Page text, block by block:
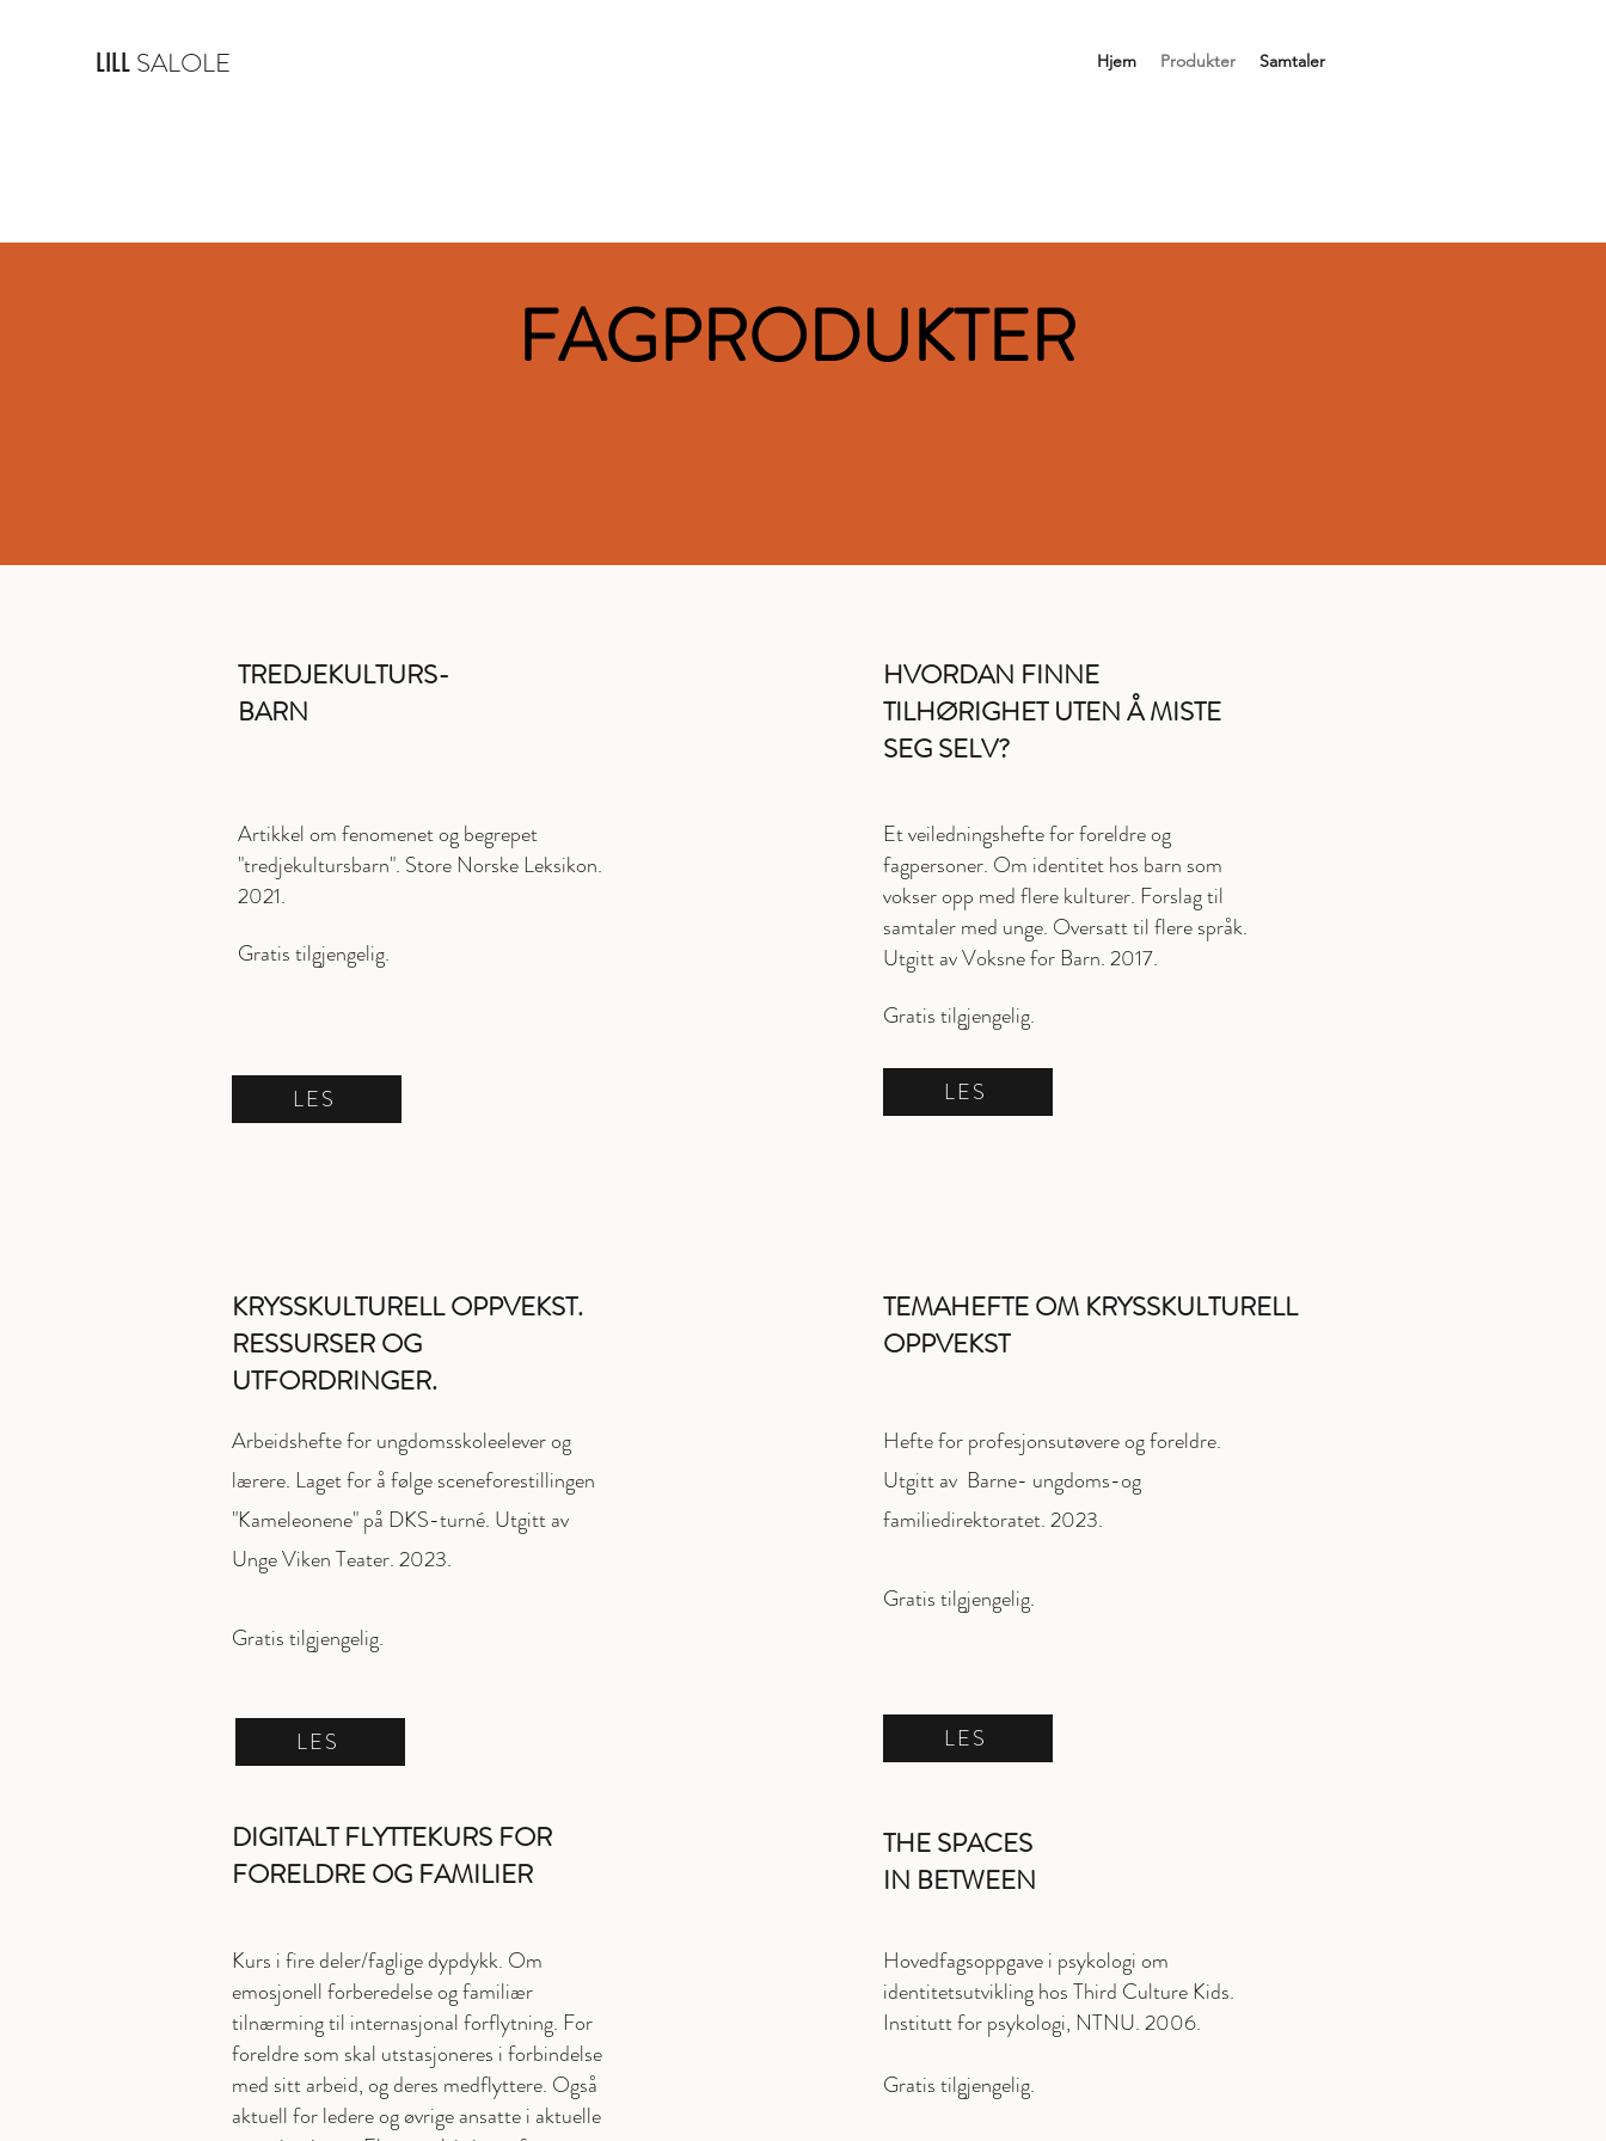
LILL SALOLE Hjem Produkter Samtaler
FAGPRODUKTER
TREDJEKULTURS-
BARN
Artikkel om fenomenet og begrepet
"tredjekultursbarn". Store Norske Leksikon.
2021.
Gratis tilgjengelig.
LES
HVORDAN FINNE
TILHØRIGHET UTEN Å MISTE
SEG SELV?
Et veiledningshefte for foreldre og
fagpersoner. Om identitet hos barn som
vokser opp med flere kulturer. Forslag til
samtaler med unge. Oversatt til flere språk.
Utgitt av Voksne for Barn. 2017.
Gratis tilgjengelig.
LES
KRYSSKULTURELL OPPVEKST.
RESSURSER OG
UTFORDRINGER.
Arbeidshefte for ungdomsskoleelever og
lærere. Laget for å følge sceneforestillingen
"Kameleonene" på DKS-turné. Utgitt av
Unge Viken Teater. 2023.
Gratis tilgjengelig.
LES
TEMAHEFTE OM KRYSSKULTURELL
OPPVEKST
Hefte for profesjonsutøvere og foreldre.
Utgitt av Barne- ungdoms-og
familiedirektoratet. 2023.
Gratis tilgjengelig.
LES
DIGITALT FLYTTEKURS FOR
FORELDRE OG FAMILIER
Kurs i fire deler/faglige dypdykk. Om
emosjonell forberedelse og familiær
tilnærming til internasjonal forflytning. For
foreldre som skal utstasjoneres i forbindelse
med sitt arbeid, og deres medflyttere. Også
aktuell for ledere og øvrige ansatte i aktuelle
THE SPACES
IN BETWEEN
Hovedfagsoppgave i psykologi om
identitetsutvikling hos Third Culture Kids.
Institutt for psykologi, NTNU. 2006.
Gratis tilgjengelig.